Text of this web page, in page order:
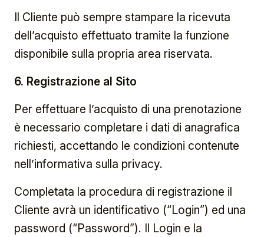
Il Cliente può sempre stampare la ricevuta
dell’acquisto effettuato tramite la funzione
disponibile sulla propria area riservata.
6. Registrazione al Sito
Per effettuare l’acquisto di una prenotazione
è necessario completare i dati di anagrafica
richiesti, accettando le condizioni contenute
nell’informativa sulla privacy.
Completata la procedura di registrazione il
Cliente avrà un identificativo (“Login”) ed una
password (“Password”). Il Login e la